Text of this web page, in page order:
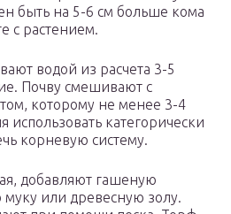
быть на 5-6 см больше кома
с растением.
водой из расчета 3-5
Почву смешивают с
которому не менее 3-4
использовать категорически
корневую систему.
добавляют гашеную
муку или древесную золу.